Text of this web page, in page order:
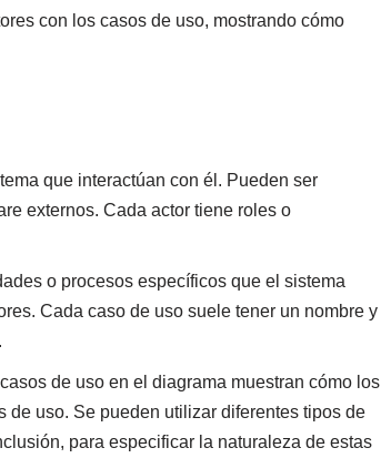
con los casos de uso, mostrando cómo
que interactúan con él. Pueden ser
externos. Cada actor tiene roles o
o procesos específicos que el sistema
Cada caso de uso suele tener un nombre y
de uso en el diagrama muestran cómo los
de uso. Se pueden utilizar diferentes tipos de
para especificar la naturaleza de estas